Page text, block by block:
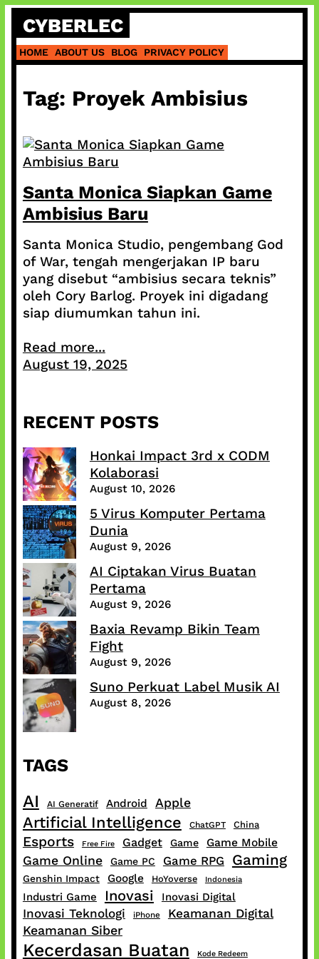
Skip
content
CYBERLEC
HOME ABOUT US BLOG PRIVACY POLICY
Tag: Proyek Ambisius
Santa Monica Siapkan Game
Ambisius Baru
Santa Monica Studio, pengembang God
of War, tengah mengerjakan IP baru
yang disebut “ambisius secara teknis”
oleh Cory Barlog. Proyek ini digadang
siap diumumkan tahun ini.
Read more...
August 19, 2025
RECENT POSTS
Honkai Impact 3rd x CODM
Kolaborasi
August 10, 2026
5 Virus Komputer Pertama
Dunia
August 9, 2026
AI Ciptakan Virus Buatan
Pertama
August 9, 2026
Baxia Revamp Bikin Team
Fight
August 9, 2026
Suno Perkuat Label Musik AI
August 8, 2026
TAGS
AI AI Generatif Android Apple
Artificial Intelligence ChatGPT China
Esports Free Fire Gadget Game Game Mobile
Game Online Game PC Game RPG Gaming
Genshin Impact Google HoYoverse Indonesia
Industri Game Inovasi Inovasi Digital
Inovasi Teknologi iPhone Keamanan Digital
Keamanan Siber
Kecerdasan Buatan Kode Redeem